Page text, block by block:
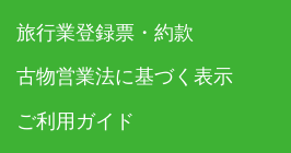
旅行業登録票・約款
古物営業法に基づく表示
ご利用ガイド